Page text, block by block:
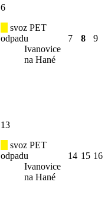
6
svoz PET
odpadu
Ivanovice
na Hané
7 8 9
13
svoz PET
odpadu
Ivanovice
na Hané
14 15 16